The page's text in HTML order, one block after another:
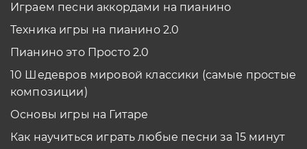
Играем песни аккордами на пианино
Техника игры на пианино 2.0
Пианино это Просто 2.0
10 Шедевров мировой классики (самые простые
композиции)
Основы игры на Гитаре
Как научиться играть любые песни за 15 минут